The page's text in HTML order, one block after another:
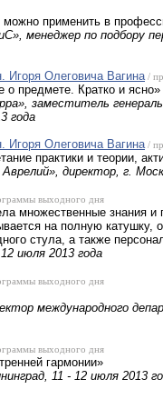
применить в
менеджер по подбору
Игоря Олеговича Вагина /
о предмете. Кратко и ясно»
заместитель
года
Игоря Олеговича Вагина /
практики и теории,
директор, г.
выходного дня
множественные знания и
на полную катушку,
стула, а также
июля 2013 года
выходного дня
международного
выходного дня
гармонии»
11 - 12 июля 2013